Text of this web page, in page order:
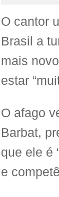
O cantor
Brasil a
mais
estar
O afago
Barbat,
que ele é
e